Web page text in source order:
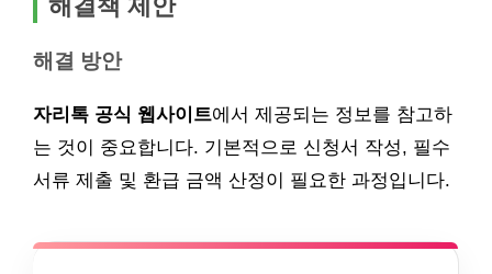
해결책 제안
해결 방안
자리톡 공식 웹사이트에서 제공되는 정보를 참고하
는 것이 중요합니다. 기본적으로 신청서 작성, 필수
서류 제출 및 환급 금액 산정이 필요한 과정입니다.